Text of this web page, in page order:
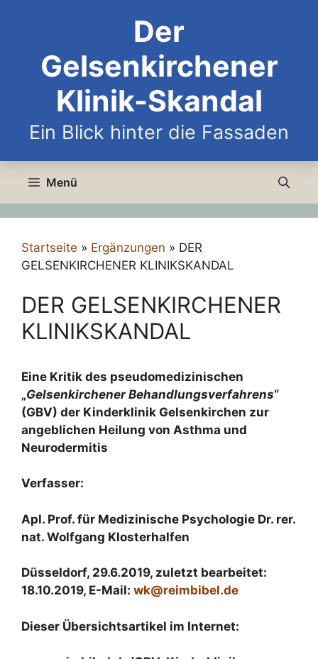
Der
Gelsenkirchener
Klinik-Skandal
Ein Blick hinter die Fassaden
Menü
Startseite » Ergänzungen » DER
GELSENKIRCHENER KLINIKSKANDAL
DER GELSENKIRCHENER
KLINIKSKANDAL
Eine Kritik des pseudomedizinischen
„Gelsenkirchener Behandlungsverfahrens“
(GBV) der Kinderklinik Gelsenkirchen zur
angeblichen Heilung von Asthma und
Neurodermitis
Verfasser:
Apl. Prof. für Medizinische Psychologie Dr. rer.
nat. Wolfgang Klosterhalfen
Düsseldorf, 29.6.2019, zuletzt bearbeitet:
18.10.2019, E-Mail: wk@reimbibel.de
Dieser Übersichtsartikel im Internet: